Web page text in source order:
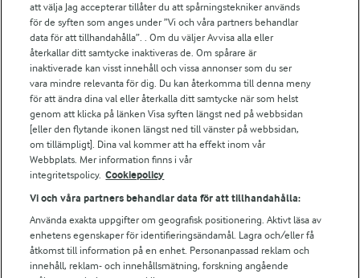
Arlas kundportal
Arla.com
Falbygdens Ost
Arla webbshop
Bildbank
Följ oss
att välja Jag accepterar tillåter du att spårningstekniker används
för de syften som anges under ”Vi och våra partners behandlar
data för att tillhandahålla”. . Om du väljer Avvisa alla eller
återkallar ditt samtycke inaktiveras de. Om spårare är
inaktiverade kan visst innehåll och vissa annonser som du ser
vara mindre relevanta för dig. Du kan återkomma till denna meny
för att ändra dina val eller återkalla ditt samtycke när som helst
genom att klicka på länken Visa syften längst ned på webbsidan
[eller den flytande ikonen längst ned till vänster på webbsidan,
om tillämpligt]. Dina val kommer att ha effekt inom vår
Webbplats. Mer information finns i vår
integritetspolicy. Cookiepolicy
Vi och våra partners behandlar data för att tillhandahålla:
Använda exakta uppgifter om geografisk positionering. Aktivt läsa av
enhetens egenskaper för identifieringsändamål. Lagra och/eller få
åtkomst till information på en enhet. Personanpassad reklam och
innehåll, reklam- och innehållsmätning, forskning angående